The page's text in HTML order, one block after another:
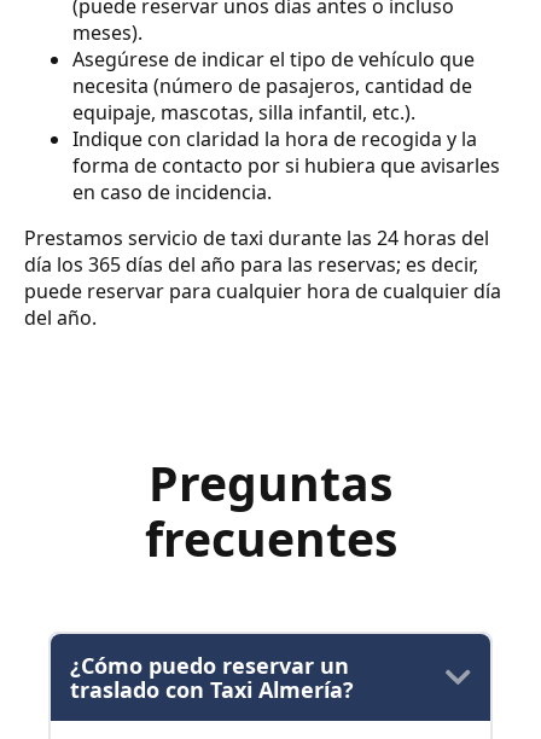
(puede reservar unos días antes o incluso
meses).
Asegúrese de indicar el tipo de vehículo que
necesita (número de pasajeros, cantidad de
equipaje, mascotas, silla infantil, etc.).
Indique con claridad la hora de recogida y la
forma de contacto por si hubiera que avisarles
en caso de incidencia.
Prestamos servicio de taxi durante las 24 horas del
día los 365 días del año para las reservas; es decir,
puede reservar para cualquier hora de cualquier día
del año.
Preguntas
frecuentes
¿Cómo puedo reservar un
traslado con Taxi Almería?